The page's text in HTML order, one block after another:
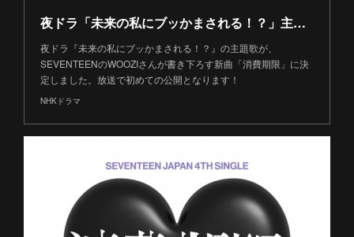
夜ドラ「未来の私にブッかまされる！？」主題歌決定のお知らせ
夜ドラ『未来の私にブッかまされる！？』の主題歌が、
SEVENTEENのWOOZIさんが書き下ろす新曲「消費期限」に決
定しました。放送で初めての公開となります！
NHKドラマ